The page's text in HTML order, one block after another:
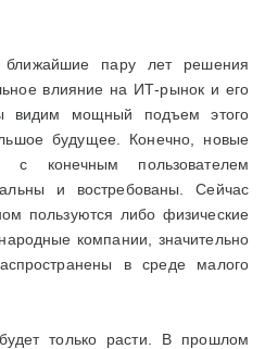
пару лет решения
влияние на ИТ-рынок и его
видим мощный подъем этого
будущее. Конечно, новые
с конечным пользователем
и востребованы. Сейчас
пользуются либо физические
компании, значительно
в среде малого
только расти. В прошлом